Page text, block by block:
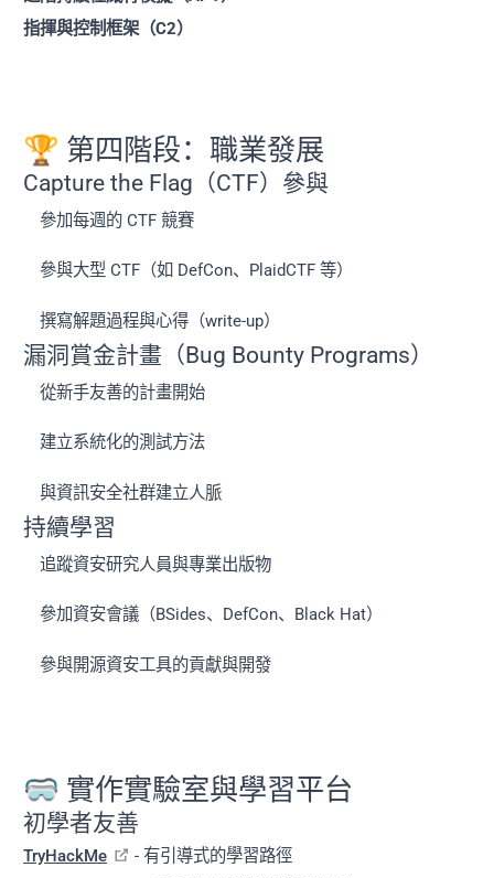
指揮與控制框架（C2）
🏆 第四階段：職業發展
Capture the Flag（CTF）參與
參加每週的 CTF 競賽
參與大型 CTF（如 DefCon、PlaidCTF 等）
撰寫解題過程與心得（write-up）
漏洞賞金計畫（Bug Bounty Programs）
從新手友善的計畫開始
建立系統化的測試方法
與資訊安全社群建立人脈
持續學習
追蹤資安研究人員與專業出版物
參加資安會議（BSides、DefCon、Black Hat）
參與開源資安工具的貢獻與開發
🥽 實作實驗室與學習平台
初學者友善
TryHackMe
- 有引導式的學習路徑